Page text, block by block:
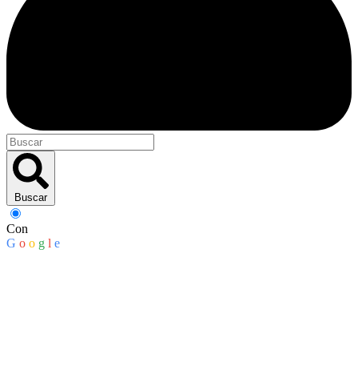
Buscar
Con
G o o g l e